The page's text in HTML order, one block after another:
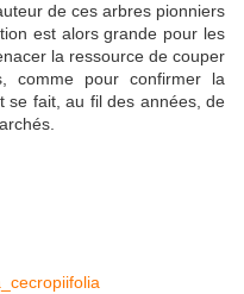
de ces arbres pionniers
est alors grande pour les
la ressource de couper
comme pour confirmer la
se fait, au fil des années, de